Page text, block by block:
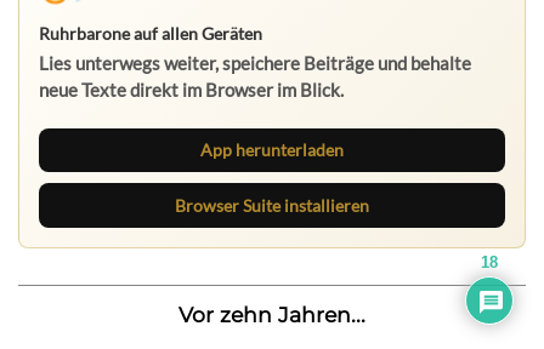
Ruhrbarone auf allen Geräten
Lies unterwegs weiter, speichere Beiträge und behalte
neue Texte direkt im Browser im Blick.
App herunterladen
Browser Suite installieren
Vor zehn Jahren...
18